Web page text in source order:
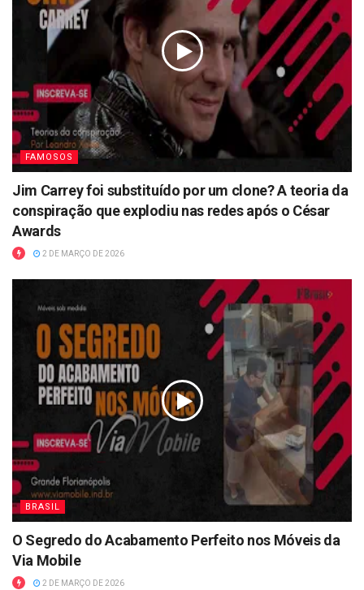
FAMOSOS
Jim Carrey foi substituído por um clone? A teoria da
conspiração que explodiu nas redes após o César
Awards
2 DE MARÇO DE 2026
BRASIL
O Segredo do Acabamento Perfeito nos Móveis da
Via Mobile
2 DE MARÇO DE 2026